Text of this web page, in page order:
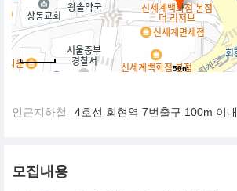
50m
인근지하철 4호선 회현역 7번출구 100m 이내
모집내용